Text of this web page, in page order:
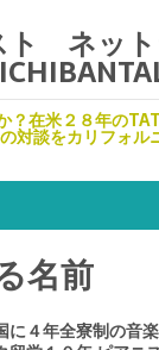
ト ネッ
？在米２８年の
対談をカリフォル
名前
に４年全寮制の音